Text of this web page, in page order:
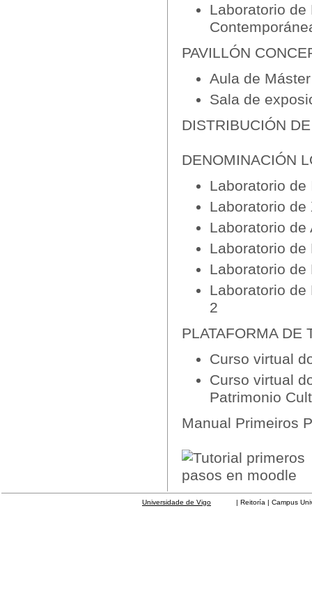
Laboratorio de
PAVILLÓN
Aula de Máster
Sala de
DISTRIBUCIÓN
DENOMINACIÓN
Laboratorio de
Laboratorio de
Laboratorio de
Laboratorio de
Laboratorio de
Laboratorio de
2
PLATAFORMA DE
Curso virtual
Curso virtual
Patrimonio
Manual Primeiros
Universidade de Vigo | Reitoría | Campus